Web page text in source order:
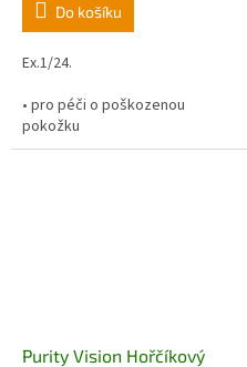
Do košíku
Ex.1/24.
• pro péči o poškozenou
pokožku
• vhodný na suchá a svědivá
Purity Vision Hořčíkový